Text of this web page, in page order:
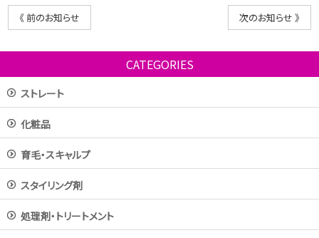
《 前のお知らせ 次のお知らせ 》
CATEGORIES
ストレート
化粧品
育毛・スキャルプ
スタイリング剤
処理剤・トリートメント